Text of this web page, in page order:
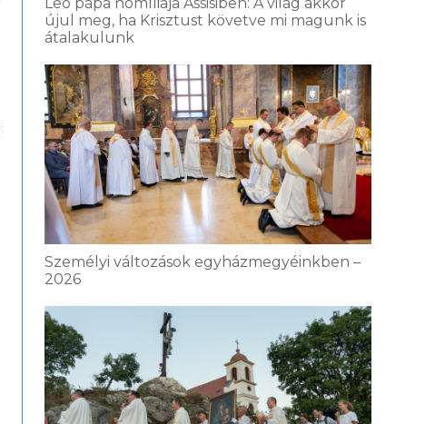
újul meg, ha Krisztust követve mi magunk is
átalakulunk
Személyi változások egyházmegyéinkben –
2026